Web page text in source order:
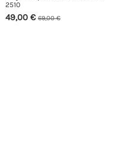
2510
49,00 €69,00 €